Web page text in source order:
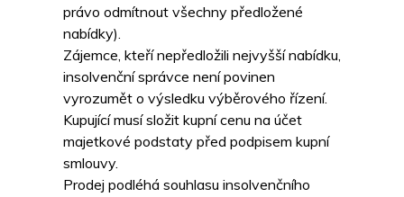
právo odmítnout všechny předložené
nabídky).
Zájemce, kteří nepředložili nejvyšší nabídku,
insolvenční správce není povinen
vyrozumět o výsledku výběrového řízení.
Kupující musí složit kupní cenu na účet
majetkové podstaty před podpisem kupní
smlouvy.
Prodej podléhá souhlasu insolvenčního